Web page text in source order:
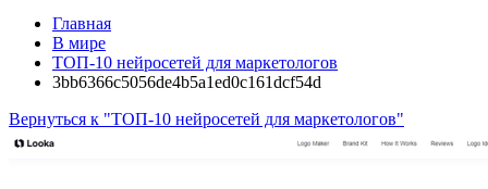
Главная
В мире
ТОП-10 нейросетей для маркетологов
3bb6366c5056de4b5a1ed0c161dcf54d
Вернуться к "ТОП-10 нейросетей для маркетологов"